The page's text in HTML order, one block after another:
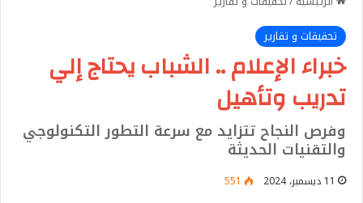
تحقيقات و تقارير
خبراء الإعلام .. الشباب يحتاج إلي
تدريب وتأهيل
وفرص النجاح تتزايد مع سرعة التطور التكنولوجي
والتقنيات الحديثة
11 ديسمبر، 2024 551